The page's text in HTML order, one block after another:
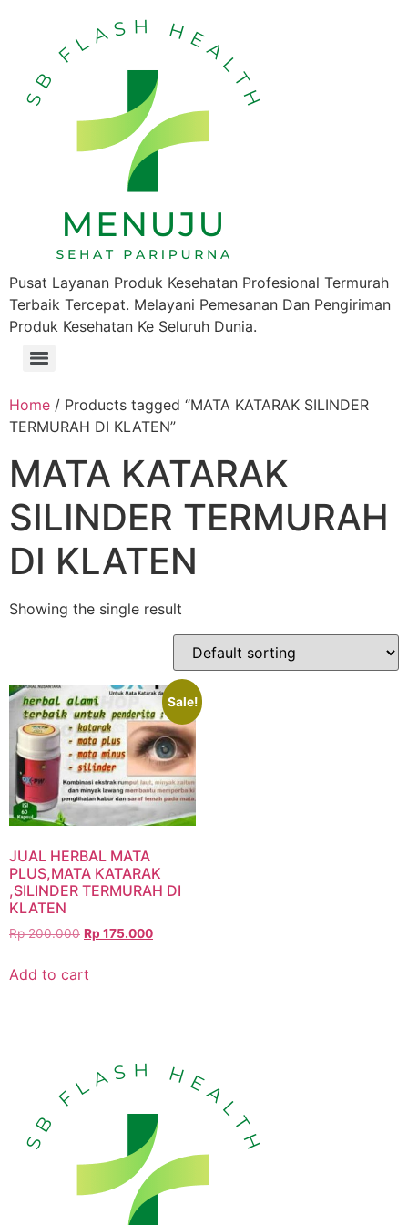
Pusat Layanan Produk Kesehatan Profesional Termurah
Terbaik Tercepat. Melayani Pemesanan Dan Pengiriman
Produk Kesehatan Ke Seluruh Dunia.
Home / Products tagged “MATA KATARAK SILINDER
TERMURAH DI KLATEN”
MATA KATARAK
SILINDER TERMURAH
DI KLATEN
Showing the single result
Sale!
JUAL HERBAL MATA
PLUS,MATA KATARAK
,SILINDER TERMURAH DI
KLATEN
Rp200.000 Rp 175.000
Add to cart